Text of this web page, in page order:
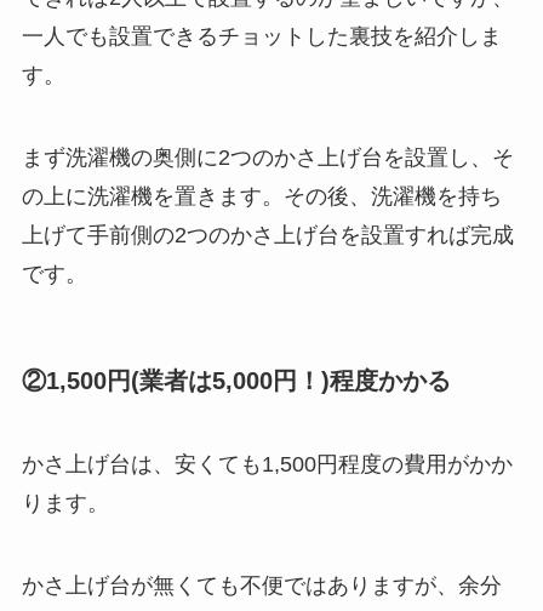
一人でも設置できるチョットした裏技を紹介しま
す。
まず洗濯機の奥側に2つのかさ上げ台を設置し、そ
の上に洗濯機を置きます。その後、洗濯機を持ち
上げて手前側の2つのかさ上げ台を設置すれば完成
です。
②1,500円(業者は5,000円！)程度かかる
かさ上げ台は、安くても1,500円程度の費用がかか
ります。
かさ上げ台が無くても不便ではありますが、余分